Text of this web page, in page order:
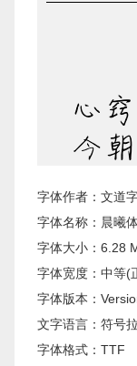
字体作者：文道
字体名称：晨曦
字体大小：6.28
字体宽度：中等(
字体版本：
文字语言：符号
字体格式：TTF